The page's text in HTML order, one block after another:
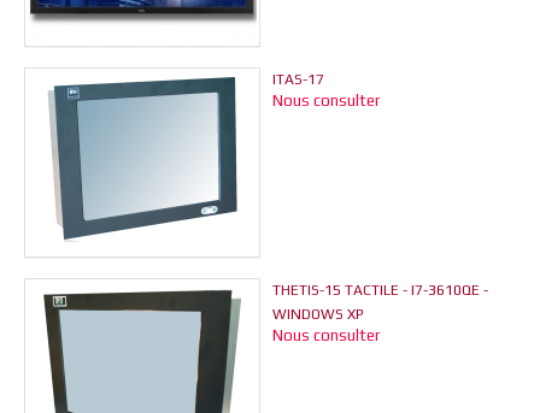
ITAS-17
Nous consulter
THETIS-15 TACTILE - I7-3610QE -
WINDOWS XP
Nous consulter